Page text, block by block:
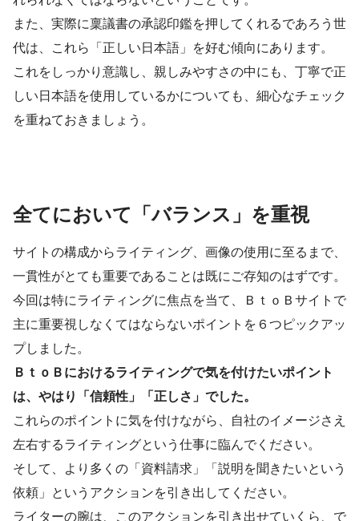
また、実際に稟議書の承認印鑑を押してくれるであろう世
代は、これら「正しい日本語」を好む傾向にあります。
これをしっかり意識し、親しみやすさの中にも、丁寧で正
しい日本語を使用しているかについても、細心なチェック
を重ねておきましょう。
全てにおいて「バランス」を重視
サイトの構成からライティング、画像の使用に至るまで、
一貫性がとても重要であることは既にご存知のはずです。
今回は特にライティングに焦点を当て、ＢｔｏＢサイトで
主に重要視しなくてはならないポイントを６つピックアッ
プしました。
ＢｔｏＢにおけるライティングで気を付けたいポイント
は、やはり「信頼性」「正しさ」でした。
これらのポイントに気を付けながら、自社のイメージさえ
左右するライティングという仕事に臨んでください。
そして、より多くの「資料請求」「説明を聞きたいという
依頼」というアクションを引き出してください。
ライターの腕は、このアクションを引き出せていくら、で